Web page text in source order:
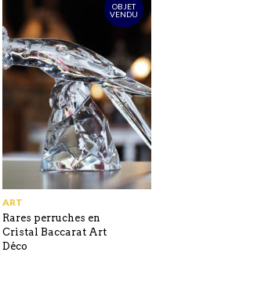
OBJET
VENDU
ART
Rares perruches en
Cristal Baccarat Art
Déco